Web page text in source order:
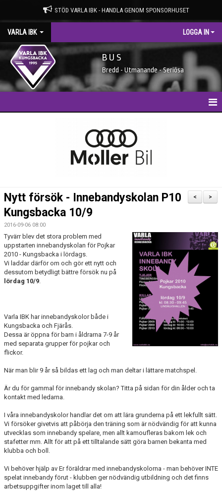
STÖD VARLA IBK - HANDLA GENOM SPONSORHUSET
VARLA IBK LOGGA IN
B U S
Bredd - Utmanande - Seriösa
SPONSORER
KALENDER
VÅRA LAG
BILDGALLERI
DOKUMENT
>
<
Nytt försök - Innebandyskolan P10
Kungsbacka 10/9
2016-09-06 08:00
Tyvärr blev det stora problem med
uppstarten innebandyskolan för Pojkar
2010 - Kungsbacka i lördags.
Vi laddar därför om och gör ett nytt och
dessutom betydligt bättre försök nu på
lördag 10/9.
Varla IBK har innebandyskolor både i
Kungsbacka och Fjärås.
Dessa är öppna för barn i åldrarna 7-9 år
med separata grupper för pojkar och
flickor.
När man blir 9 år så bildas ett lag och man deltar i lättare matchspel.
Är du för gammal för innebandy skolan? Titta på sidan för din ålder och ta
kontakt med ledarna.
I våra innebandyskolor handlar det om att lära grunderna på ett lekfullt sätt.
Vi försöker givetvis att påbörja den träning som är nödvändig för att kunna
utvecklas som innebandy spelare, men allt kamoufleras bakom lek och
stafetter mm. Allt för att på ett tilltalande sätt göra barnen bekanta med
klubba och boll.
Vi behöver hjälp av Er föräldrar med innebandyskolorna - man behöver INTE
spelat innebandy förut - klubben ger nödvändig utbildning och det finns
arbetsuppgifter inom laget till alla!